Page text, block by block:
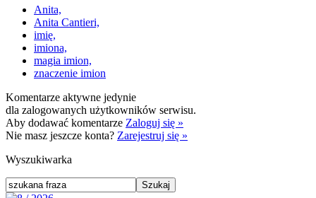
Anita,
Anita Cantieri,
imię,
imiona,
magia imion,
znaczenie imion
Komentarze aktywne jedynie
dla zalogowanych użytkowników serwisu.
Aby dodawać komentarze Zaloguj się »
Nie masz jeszcze konta? Zarejestruj się »
Wyszukiwarka